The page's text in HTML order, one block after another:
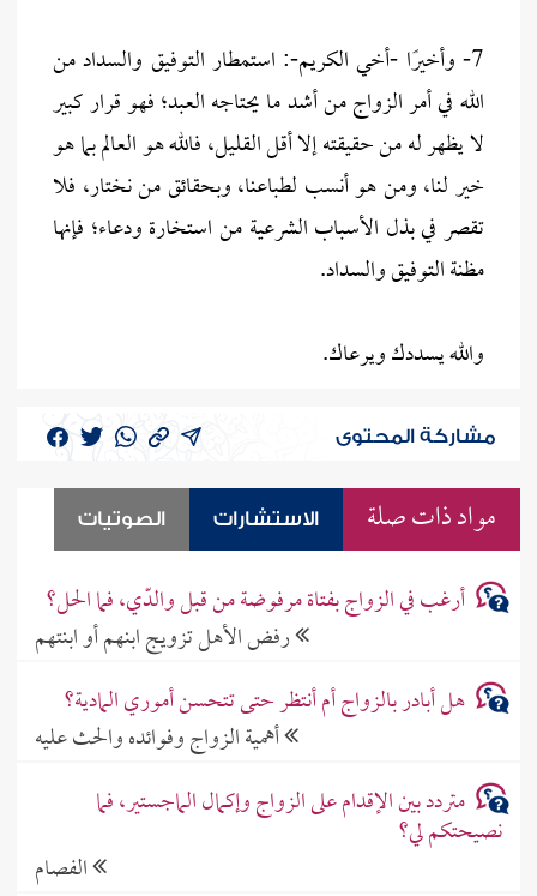
7- وأخيرًا -أخي الكريم-: استمطار التوفيق والسداد من
الله في أمر الزواج من أشد ما يحتاجه العبد؛ فهو قرار كبير
لا يظهر له من حقيقته إلا أقل القليل، فالله هو العالم بما هو
خير لنا، ومن هو أنسب لطباعنا، وبحقائق من نختار، فلا
تقصر في بذل الأسباب الشرعية من استخارة ودعاء؛ فإنها
مظنة التوفيق والسداد.
والله يسددك ويرعاك.
مشاركة المحتوى
مواد ذات صلة الاستشارات الصوتيات
أرغب في الزواج بفتاة مرفوضة من قبل والدّي، فما الحل؟
رفض الأهل تزويج ابنهم أو ابنتهم
هل أبادر بالزواج أم أنتظر حتى تتحسن أموري المادية؟
أهمية الزواج وفوائده والحث عليه
متردد بين الإقدام على الزواج وإكمال الماجستير، فما
نصيحتكم لي؟
الفصام